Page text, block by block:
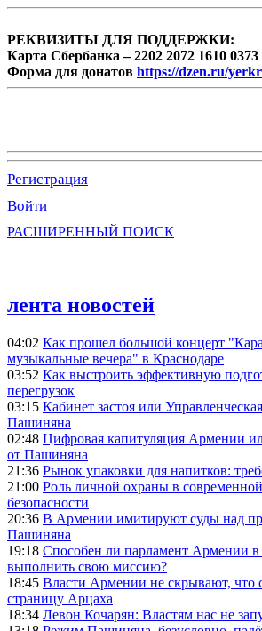
РЕКВИЗИТЫ ДЛЯ ПОДДЕРЖКИ:
Карта Сбербанка – 2202 2072 1610 0373
Форма для донатов https://dzen.ru/
Регистрация
Войти
РАСШИРЕННЫЙ ПОИСК
лента новостей
04:02 Как прошел большой концерт
музыкальные вечера" в Краснодаре
03:52 Как выстроить эффективную
перегрузок
03:15 Кабинет застоя или
Пашиняна
02:48 Цифровая капитуляция Армении
от Пашиняна
21:36 Рынок упаковки для напитков:
21:00 Роль личной охраны в
безопасности
20:36 В Армении имитируют суды над
Пашиняна
19:18 Способен ли парламент Армении в
выполнить свою миссию?
18:45 Власти Армении не скрывают, что
страницу Арцаха
18:34 Левон Кочарян: Властям нас не